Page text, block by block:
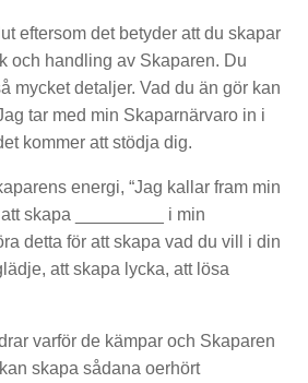
eftersom det betyder att du skapar
och handling av Skaparen. Du
mycket detaljer. Vad du än gör kan
tar med min Skaparnärvaro in i
kommer att stödja dig.
energi, “Jag kallar fram min
skapa _________ i min
detta för att skapa vad du vill i din
att skapa lycka, att lösa
varför de kämpar och Skaparen
skapa sådana oerhört